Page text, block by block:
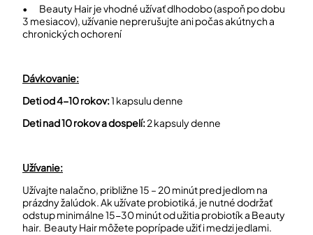
• Beauty Hair je vhodné užívať dlhodobo (aspoň po dobu
3 mesiacov), užívanie neprerušujte ani počas akútnych a
chronických ochorení
Dávkovanie:
Deti od 4-10 rokov:1 kapsulu denne
Deti nad 10 rokov a dospelí:2 kapsuly denne
Užívanie:
Užívajte nalačno, približne 15 – 20 minút pred jedlom na
prázdny žalúdok. Ak užívate probiotiká, je nutné dodržať
odstup minimálne 15-30 minút od užitia probiotík a Beauty
hair. Beauty Hair môžete poprípade užiť i medzi jedlami.